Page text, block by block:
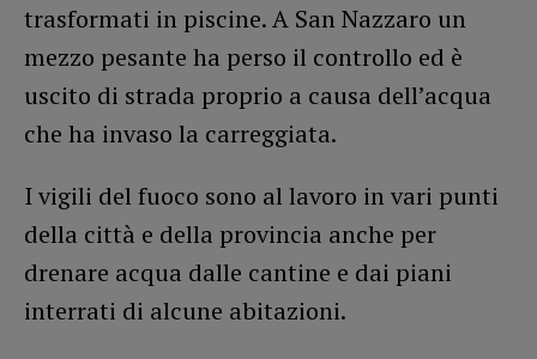
trasformati in piscine. A San Nazzaro un
mezzo pesante ha perso il controllo ed è
uscito di strada proprio a causa dell’acqua
che ha invaso la carreggiata.
I vigili del fuoco sono al lavoro in vari punti
della città e della provincia anche per
drenare acqua dalle cantine e dai piani
interrati di alcune abitazioni.